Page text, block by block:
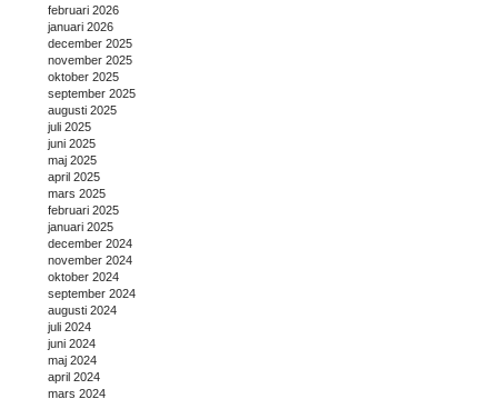
februari 2026
januari 2026
december 2025
november 2025
oktober 2025
september 2025
augusti 2025
juli 2025
juni 2025
maj 2025
april 2025
mars 2025
februari 2025
januari 2025
december 2024
november 2024
oktober 2024
september 2024
augusti 2024
juli 2024
juni 2024
maj 2024
april 2024
mars 2024